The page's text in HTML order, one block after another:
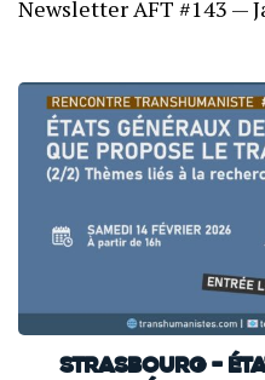
Newsletter AFT #143 —
Strasbourg –